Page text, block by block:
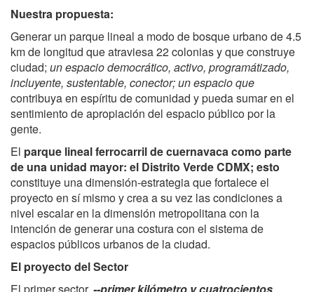
Nuestra propuesta:
Generar un parque lineal a modo de bosque urbano de 4.5
km de longitud que atraviesa 22 colonias y que construye
ciudad; un espacio democrático, activo, programátizado,
incluyente, sustentable, conector; un espacio que
contribuya en espíritu de comunidad y pueda sumar en el
sentimiento de apropiación del espacio público por la
gente.
El parque lineal ferrocarril de cuernavaca como parte
de una unidad mayor: el Distrito Verde CDMX; esto
constituye una dimensión-estrategia que fortalece el
proyecto en sí mismo y crea a su vez las condiciones a
nivel escalar en la dimensión metropolitana con la
intención de generar una costura con el sistema de
espacios públicos urbanos de la ciudad.
El proyecto del Sector